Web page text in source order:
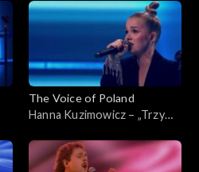
Poland”, Live 3, 22 listopada
2025
The Voice of Poland
Hanna Kuzimowicz – „Trzy
Poland”, Live 3, 22 listopada
2025